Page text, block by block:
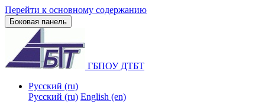
Перейти к основному содержанию
Боковая панель
ГБПОУ ДТБТ
Русский ‎(ru)‎
Русский ‎(ru)‎ English ‎(en)‎